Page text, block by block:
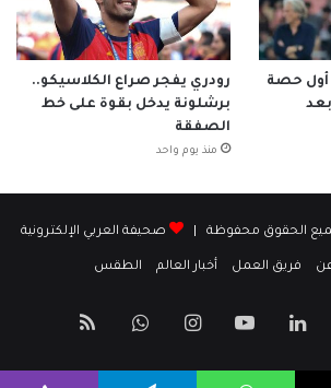
أول حصة
رودري يفجر صراع الكلاسيكو..
برشلونة يدخل بقوة على خط
الصفقة
منذ يوم واحد
صحيفة العربي الإلكترونية
فريق العمل أخبار العالم الطقس
لينكدإن‫YouTubeانستقرامواتسابملخص
الموقع